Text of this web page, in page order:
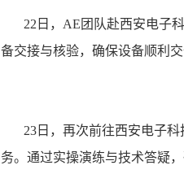
22日，AE团队赴西安电子
备交接与核验，确保设备顺利交
23日，再次前往西安电子
务。通过实操演练与技术答疑